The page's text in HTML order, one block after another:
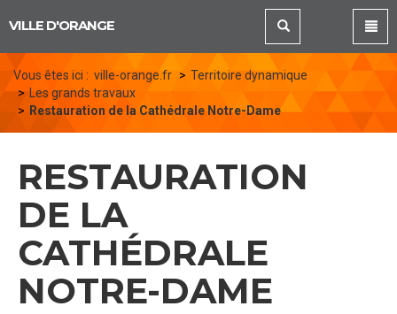
VILLE D'ORANGE
Vous êtes ici : ville-orange.fr
Territoire dynamique
Les grands travaux
Restauration de la Cathédrale Notre-Dame
RESTAURATION
DE LA
CATHÉDRALE
NOTRE-DAME